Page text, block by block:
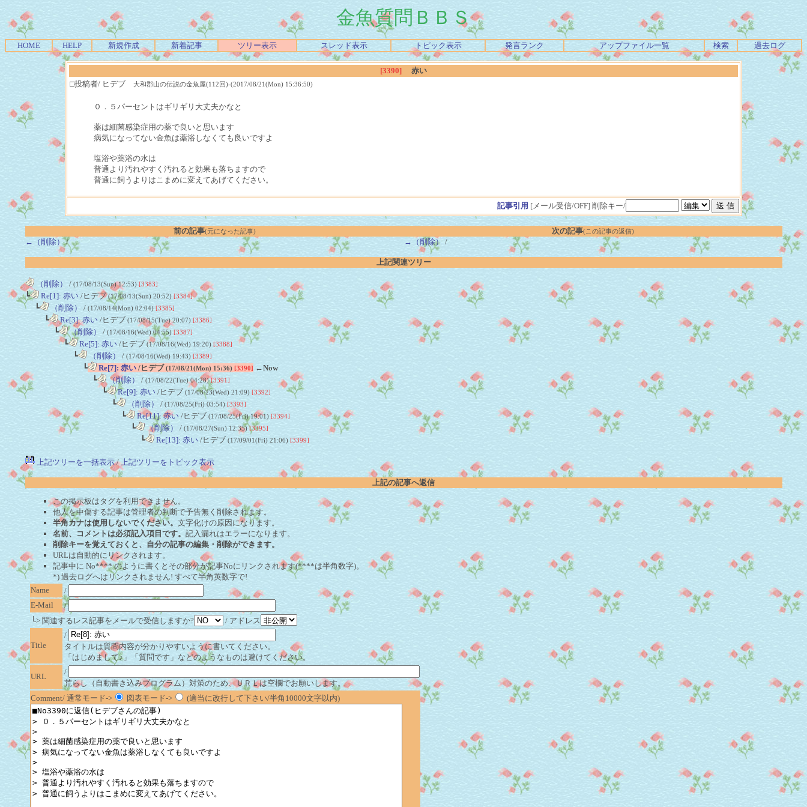
金魚質問ＢＢＳ
HOME HELP 新規作成 新着記事 ツリー表示 スレッド表示 トピック表示 発言ランク アップファイル一覧 検索 過去ログ
[3390]
赤い
□投稿者/ ヒデブ
大和郡山の伝説の金魚屋(112回)-(2017/08/21(Mon) 15:36:50)
０．５パーセントはギリギリ大丈夫かなと
薬は細菌感染症用の薬で良いと思います
病気になってない金魚は薬浴しなくても良いですよ
塩浴や薬浴の水は
普通より汚れやすく汚れると効果も落ちますので
普通に飼うよりはこまめに変えてあげてください。
記事引用 [メール受信/OFF] 削除キー/
前の記事(元になった記事) 次の記事(この記事の返信)
←（削除）/ →（削除） /
上記関連ツリー
（削除）/ (17/08/13(Sun) 12:53) [3383]
┗ Re[1]: 赤い/ヒデブ(17/08/13(Sun) 20:52) [3384]
┗ （削除） / (17/08/14(Mon) 02:04) [3385]
┗ Re[3]: 赤い/ヒデブ (17/08/15(Tue) 20:07) [3386]
┗ （削除） / (17/08/16(Wed) 04:55) [3387]
┗ Re[5]: 赤い/ヒデブ (17/08/16(Wed) 19:20) [3388]
┗ （削除） / (17/08/16(Wed) 19:43) [3389]
┗ Re[7]: 赤い/ヒデブ(17/08/21(Mon) 15:36) [3390] ←Now
┗
（削除） / (17/08/22(Tue) 04:28)[3391]
┗ Re[9]: 赤い/ヒデブ (17/08/23(Wed) 21:09) [3392]
┗ （削除） / (17/08/25(Fri) 03:54) [3393]
┗ Re[11]: 赤い/ヒデブ (17/08/25(Fri) 19:01) [3394]
┗ （削除） / (17/08/27(Sun) 12:35)[3395]
┗ Re[13]: 赤い/ヒデブ (17/09/01(Fri) 21:06) [3399]
上記ツリーを一括表示/上記ツリーをトピック表示
上記の記事へ返信
この掲示板はタグを利用できません。
他人を中傷する記事は管理者の判断で予告無く削除されます。
半角カナは使用しないでください。 文字化けの原因になります。
名前、コメントは必須記入項目です。 記入漏れはエラーになります。
削除キーを覚えておくと、自分の記事の編集・削除ができます。
URLは自動的にリンクされます。
記事中に No**** のように書くとその部分が記事Noにリンクされます(****は半角数字)。
*) 過去ログへはリンクされません! すべて半角英数字で!
Name
/
E-Mail
/
└> 関連するレス記事をメールで受信しますか?
/ アドレス
Title
/
タイトルは質問内容が分かりやすいように書いてください。
「はじめまして♪」「質問です」などのようなものは避けてください。
URL
/
荒らし（自動書き込みプログラム）対策のため、ＵＲＬは空欄でお願いします。
Comment/ 通常モード->
図表モード-> (適当に改行して下さい/半角10000文字以内)